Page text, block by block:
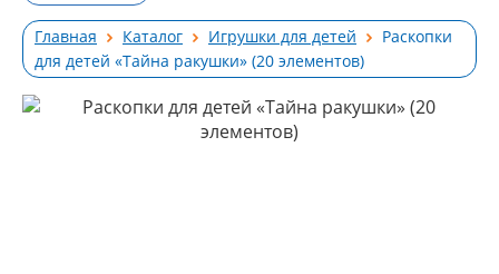
Главная Каталог Игрушки для детей
Раскопки
для детей «Тайна ракушки» (20 элементов)